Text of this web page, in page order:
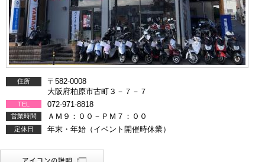
住所
〒582-0008
大阪府柏原市古町３－７－７
TEL 072-971-8818
営業時間 ＡＭ９：００－ＰＭ７：００
定休日 年末・年始（イベント開催時休業）